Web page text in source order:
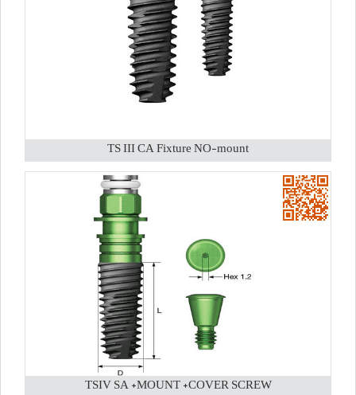
TS III CA Fixture NO-mount
TSIV SA +MOUNT +COVER SCREW